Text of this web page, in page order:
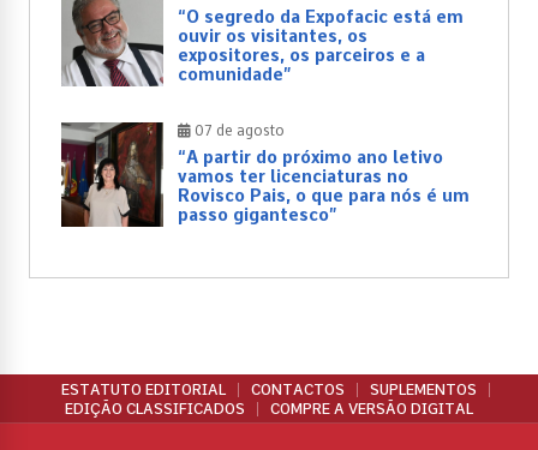
“O segredo da Expofacic está em
ouvir os visitantes, os
expositores, os parceiros e a
comunidade”
07 de agosto
“A partir do próximo ano letivo
vamos ter licenciaturas no
Rovisco Pais, o que para nós é um
passo gigantesco”
ESTATUTO EDITORIAL CONTACTOS
SUPLEMENTOS
EDIÇÃO CLASSIFICADOS
COMPRE A VERSÃO DIGITAL